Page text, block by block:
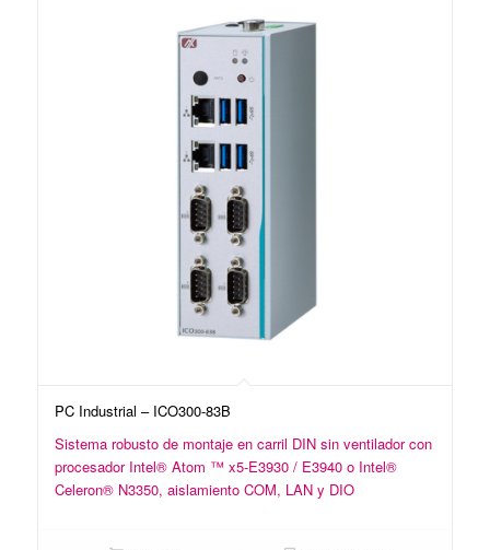
PC Industrial – ICO300-83B
Sistema robusto de montaje en carril DIN sin ventilador con
procesador Intel® Atom ™ x5-E3930 / E3940 o Intel®
Celeron® N3350, aislamiento COM, LAN y DIO